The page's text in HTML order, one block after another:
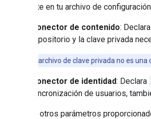
siguiente en tu archivo de
Conector de contenido: Declara
repositorio y la clave privada
Si tu archivo de clave privada no es
Conector de identidad: Declara
sincronización de usuarios,
Declara otros parámetros